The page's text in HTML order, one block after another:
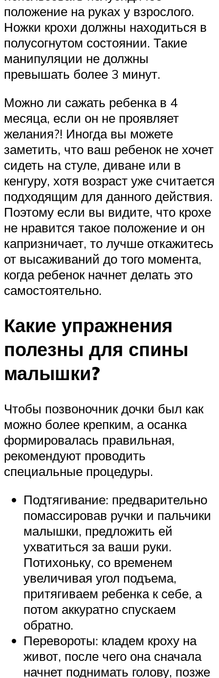
положение на руках у взрослого.
Ножки крохи должны находиться в
полусогнутом состоянии. Такие
манипуляции не должны
превышать более 3 минут.
Можно ли сажать ребенка в 4
месяца, если он не проявляет
желания?! Иногда вы можете
заметить, что ваш ребенок не хочет
сидеть на стуле, диване или в
кенгуру, хотя возраст уже считается
подходящим для данного действия.
Поэтому если вы видите, что крохе
не нравится такое положение и он
капризничает, то лучше откажитесь
от высаживаний до того момента,
когда ребенок начнет делать это
самостоятельно.
Какие упражнения
полезны для спины
малышки?
Чтобы позвоночник дочки был как
можно более крепким, а осанка
формировалась правильная,
рекомендуют проводить
специальные процедуры.
Подтягивание: предварительно
помассировав ручки и пальчики
малышки, предложить ей
ухватиться за ваши руки.
Потихоньку, со временем
увеличивая угол подъема,
притягиваем ребенка к себе, а
потом аккуратно спускаем
обратно.
Перевороты: кладем кроху на
живот, после чего она сначала
начнет поднимать голову, позже